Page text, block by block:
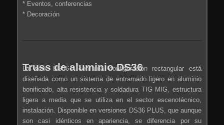
* Eventos, conferencias
* Decoración
Truss de aluminio DS36
La serie DS36 con una configuración rectangular está
diseñada como un sistema de entramado ligero en aluminio
bonificado, alta resistencia y soldadura TIG MIG, estructura
ligera a media que se utiliza en el sector escenotécnico,
instalación. Disponible en versiones DS36 PLUS, que aunque
son casi idénticos en apariencia, se diferencia por su